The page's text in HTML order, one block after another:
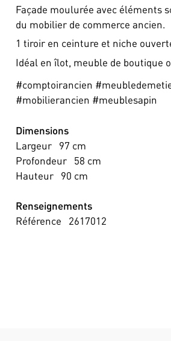
Façade moulurée avec éléments
du mobilier de commerce ancien.
1 tiroir en ceinture et niche
Idéal en îlot, meuble de boutique
#comptoirancien
#mobilierancien #meublesapin
Dimensions
Largeur
97 cm
Profondeur
58 cm
Hauteur
90 cm
Renseignements
Référence
2617012